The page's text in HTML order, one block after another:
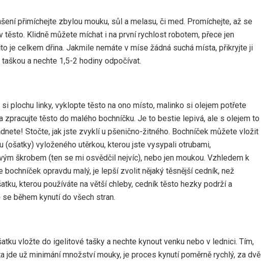
přimíchejte zbylou mouku, sůl a melasu, či med. Promíchejte, až se
těsto. Klidně můžete míchat i na první rychlost robotem, přece jen
je celkem dřina. Jakmile nemáte v míse žádná suchá místa, přikryjte ji
a nechte 1,5-2 hodiny odpočívat.
si plochu linky, vyklopte těsto na ono místo, malinko si olejem potřete
zpracujte těsto do malého bochníčku. Je to bestie lepivá, ale s olejem to
Stočte, jak jste zvyklí u pšenično-žitného. Bochníček můžete vložit
(ošatky) vyloženého utěrkou, kterou jste vysypali otrubami,
škrobem (ten se mi osvědčil nejvíc), nebo jen moukou. Vzhledem k
bochníček opravdu malý, je lepší zvolit nějaký těsnější cedník, než
kterou používáte na větší chleby, cedník těsto hezky podrží a
během kynutí do všech stran.
vložte do igelitové tašky a nechte kynout venku nebo v lednici. Tím,
jde už minimání množství mouky, je proces kynutí poměrně rychlý, za dvě